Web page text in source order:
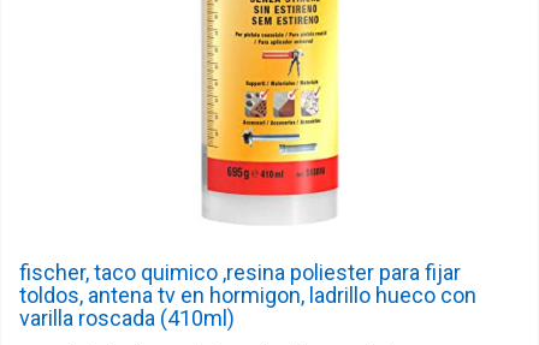
fischer, taco quimico ,resina poliester para fijar
toldos, antena tv en hormigon, ladrillo hueco con
varilla roscada (410ml)